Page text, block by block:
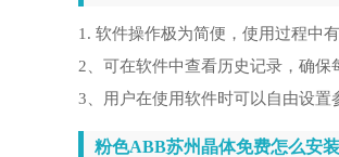
1. 软件操作极为简便，使用过程中
2、可在软件中查看历史记录，确保
3、用户在使用软件时可以自由设置
粉色ABB苏州晶体免费怎么安装